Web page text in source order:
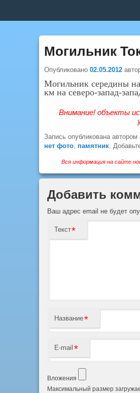
меню
Могильник
Опубликовано 02.05.2012
Могильник середины
км на северо-запад-
Внимание! объекты
Запись опубликована автором
нет фото, памятник.
Вся информация на сайте
Добавить
Ваш адрес email не будет
Текст*
Название*
E-mail *
Вложения
Максимальный размер